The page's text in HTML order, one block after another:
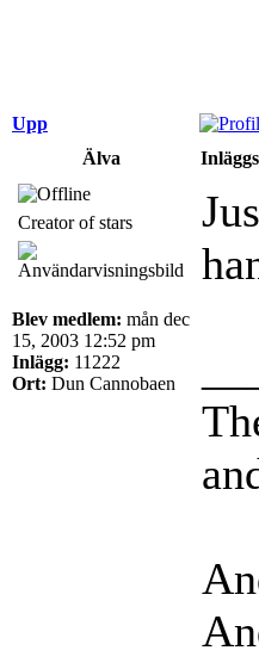
Upp
Älva
Creator of stars
Blev medlem: mån dec
15, 2003 12:52 pm
Inlägg: 11222
Ort: Dun Cannobaen